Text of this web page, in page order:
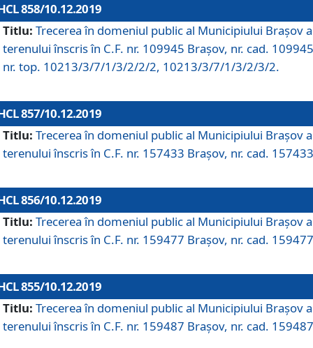
858/10.12.2019
Titlu: Trecerea în domeniul public al Municipiului Braşov a
terenului înscris în C.F. nr. 109945 Brașov, nr. cad.
nr. top. 10213/3/7/1/3/2/2/2, 10213/3/7/1/3/2/3/2.
857/10.12.2019
Titlu: Trecerea în domeniul public al Municipiului Braşov a
terenului înscris în C.F. nr. 157433 Brașov, nr. cad.
856/10.12.2019
Titlu: Trecerea în domeniul public al Municipiului Braşov a
terenului înscris în C.F. nr. 159477 Brașov, nr. cad.
855/10.12.2019
Titlu: Trecerea în domeniul public al Municipiului Braşov a
terenului înscris în C.F. nr. 159487 Brașov, nr. cad.